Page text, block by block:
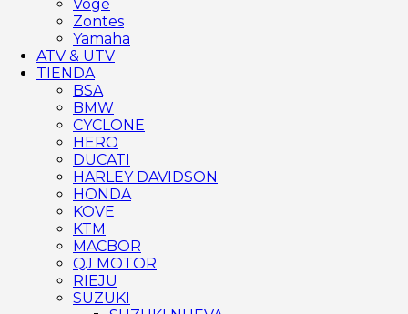
Voge
Zontes
Yamaha
ATV & UTV
TIENDA
BSA
BMW
CYCLONE
HERO
DUCATI
HARLEY DAVIDSON
HONDA
KOVE
KTM
MACBOR
QJ MOTOR
RIEJU
SUZUKI